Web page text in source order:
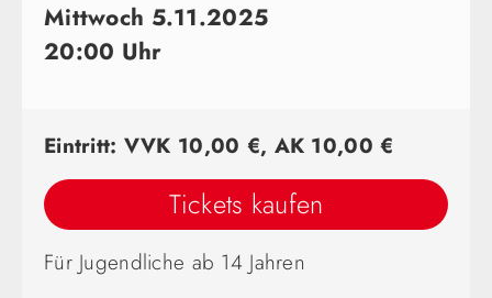
Mittwoch 5.11.2025
20:00 Uhr
Eintritt: VVK 10,00 €, AK 10,00 €
Tickets kaufen
Für Jugendliche ab 14 Jahren